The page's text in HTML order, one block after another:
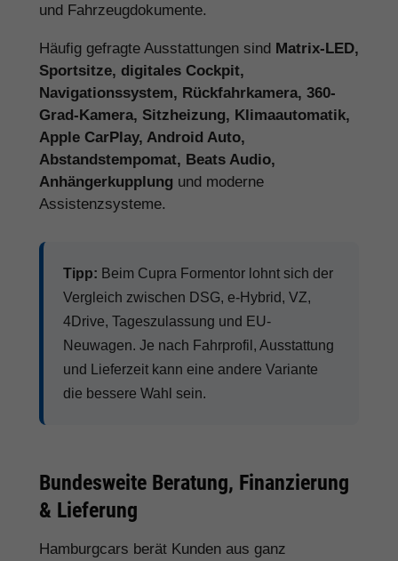
und Fahrzeugdokumente.
Häufig gefragte Ausstattungen sind Matrix-LED,
Sportsitze, digitales Cockpit,
Navigationssystem, Rückfahrkamera, 360-
Grad-Kamera, Sitzheizung, Klimaautomatik,
Apple CarPlay, Android Auto,
Abstandstempomat, Beats Audio,
Anhängerkupplung und moderne
Assistenzsysteme.
Tipp: Beim Cupra Formentor lohnt sich der
Vergleich zwischen DSG, e-Hybrid, VZ,
4Drive, Tageszulassung und EU-
Neuwagen. Je nach Fahrprofil, Ausstattung
und Lieferzeit kann eine andere Variante
die bessere Wahl sein.
Bundesweite Beratung, Finanzierung
& Lieferung
Hamburgcars berät Kunden aus ganz